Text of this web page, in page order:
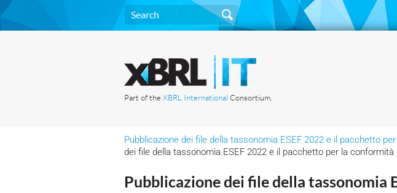
Part of the XBRL International Consortium.
Pubblicazione dei file della tassonomia ESEF 2022 e il pacchetto
dei file della tassonomia ESEF 2022 e il pacchetto per la conformità
Pubblicazione dei file della tassonomia